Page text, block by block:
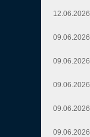
12.06.2026
09.06.2026
09.06.2026
09.06.2026
09.06.2026
09.06.2026